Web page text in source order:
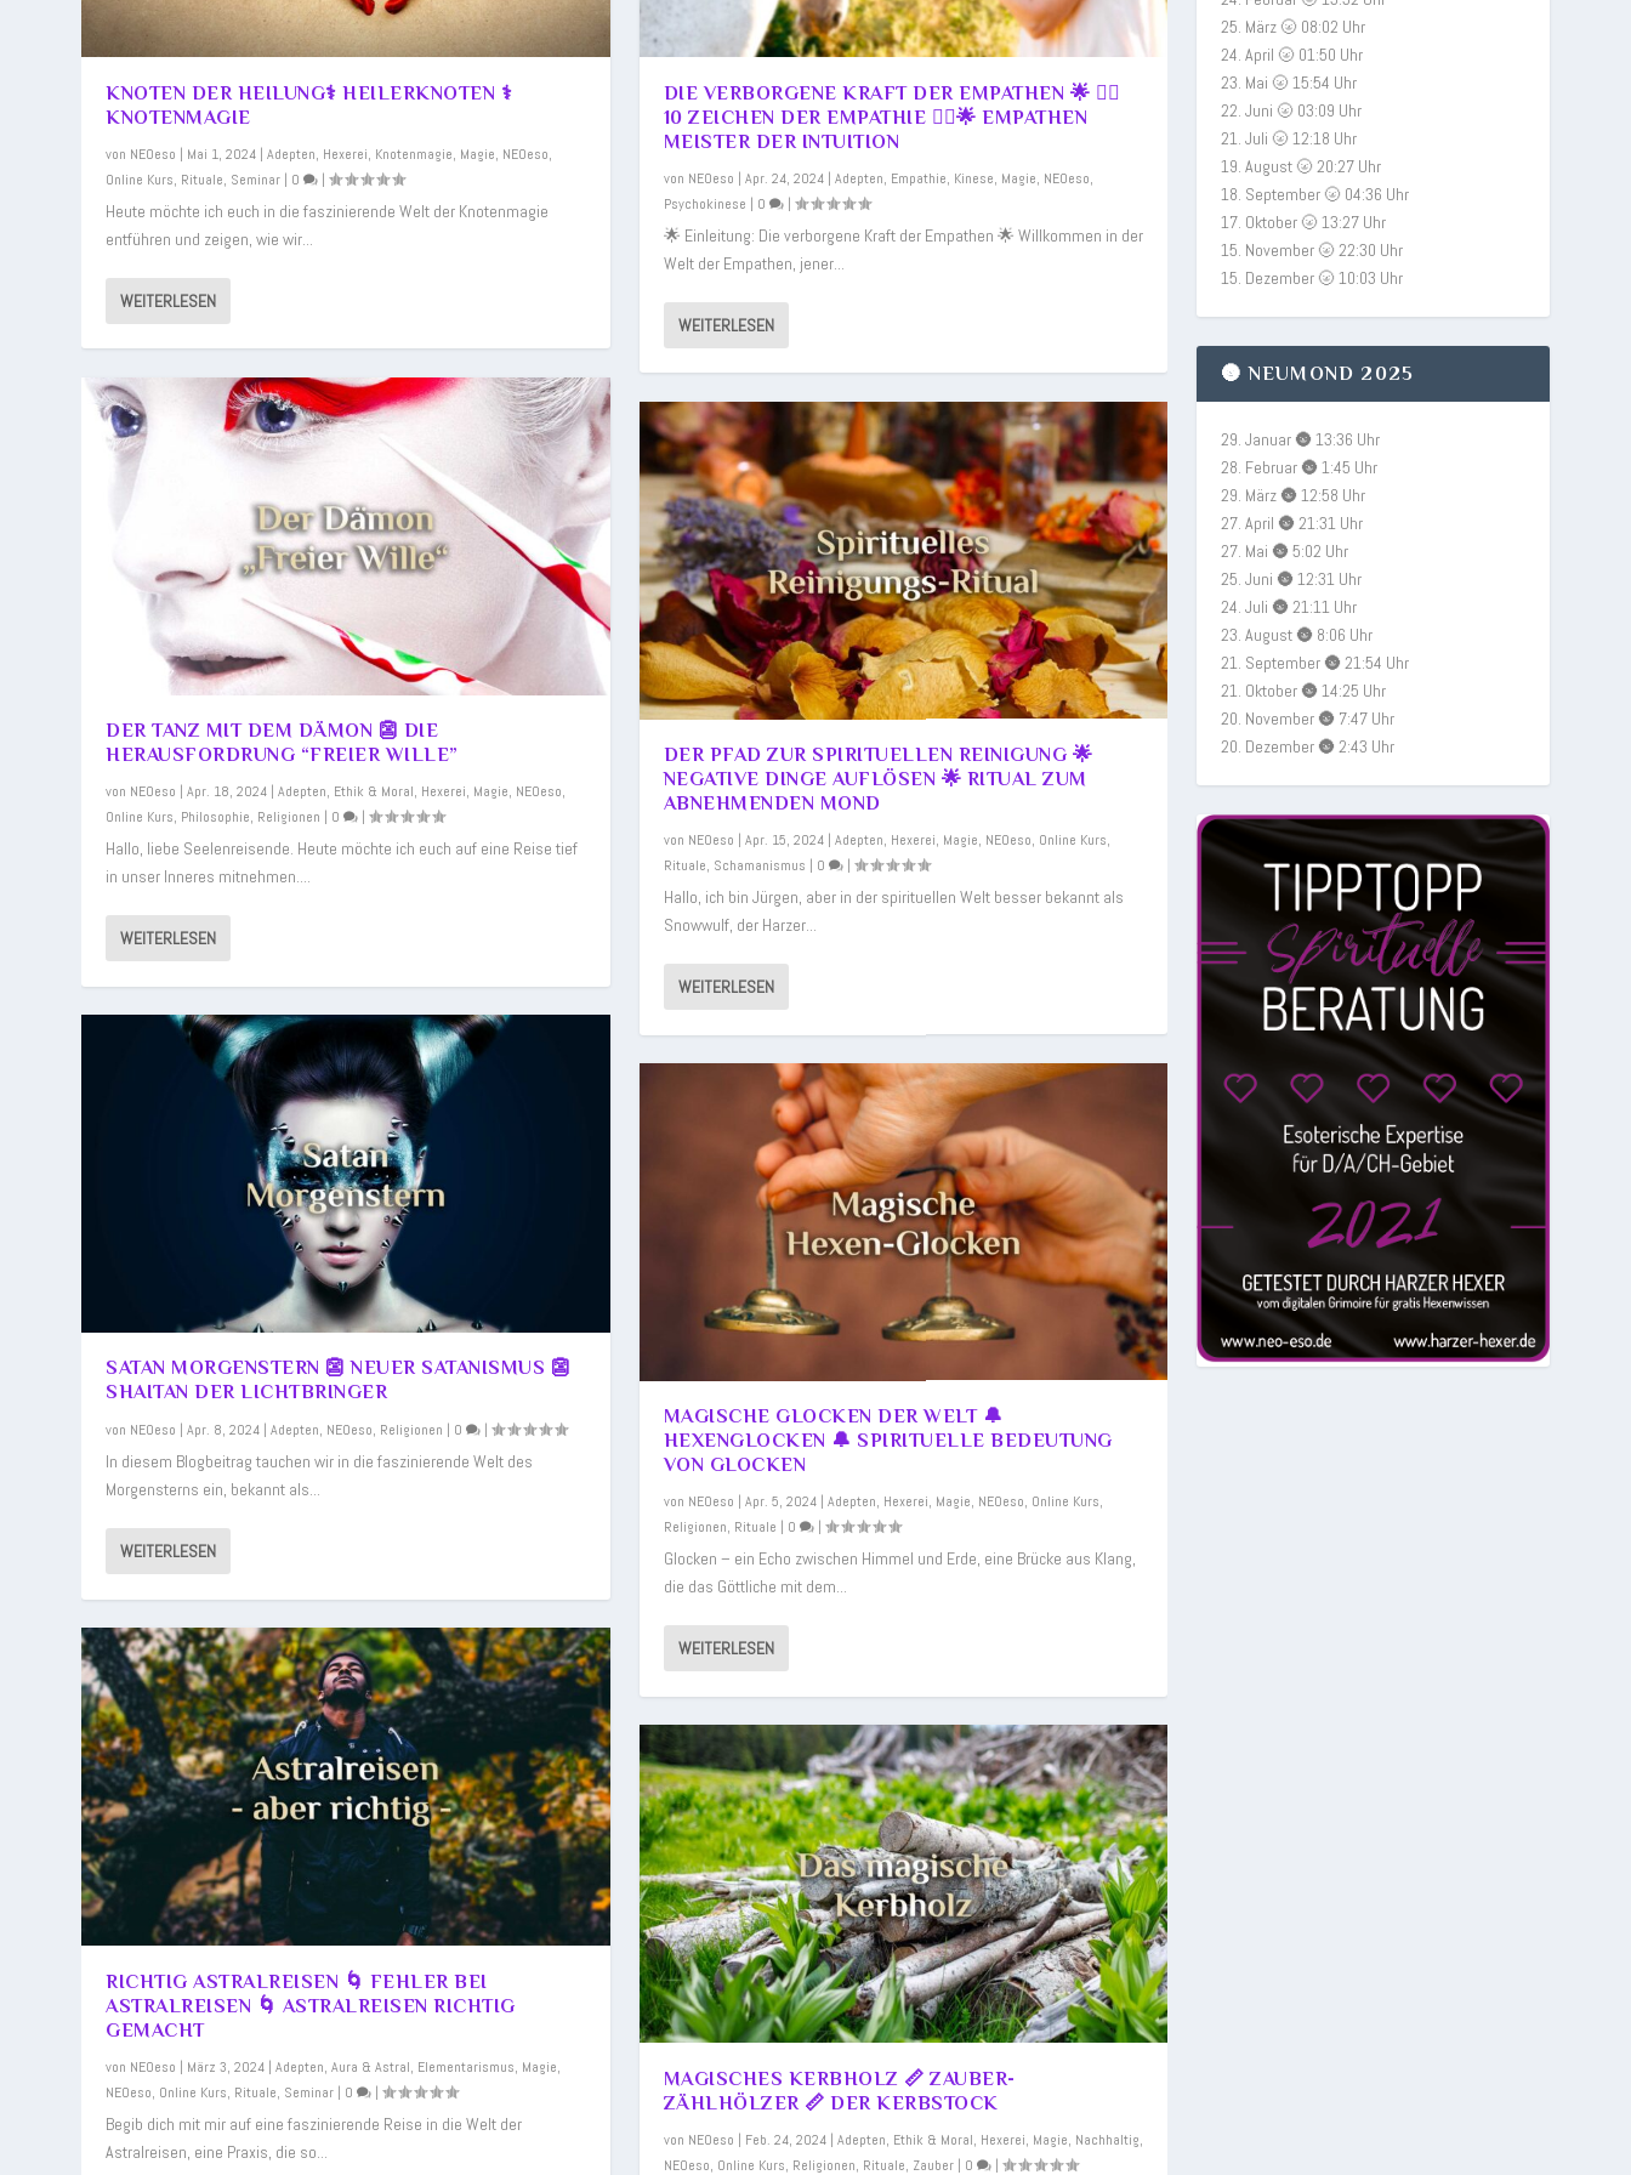
KNOTEN DER HEILUNG⚕️ HEILERKNOTEN ⚕️
KNOTENMAGIE
von NEOeso | Mai 1, 2024 |Adepten, Hexerei, Knotenmagie, Magie, NEOeso,
Online Kurs, Rituale, Seminar | 0 |
Heute möchte ich euch in die faszinierende Welt der Knotenmagie
entführen und zeigen, wie wir...
WEITERLESEN
DER TANZ MIT DEM DÄMON 👺 DIE
HERAUSFORDRUNG “FREIER WILLE”
von NEOeso |Apr. 18, 2024 |Adepten, Ethik & Moral, Hexerei, Magie, NEOeso,
Online Kurs, Philosophie, Religionen | 0 |
Hallo, liebe Seelenreisende. Heute möchte ich euch auf eine Reise tief
in unser Inneres mitnehmen....
WEITERLESEN
SATAN MORGENSTERN 👺 NEUER SATANISMUS 👺
SHAITAN DER LICHTBRINGER
von NEOeso |Apr. 8, 2024 |Adepten, NEOeso, Religionen | 0 |
In diesem Blogbeitrag tauchen wir in die faszinierende Welt des
Morgensterns ein, bekannt als...
WEITERLESEN
RICHTIG ASTRALREISEN 🌀 FEHLER BEI
ASTRALREISEN 🌀 ASTRALREISEN RICHTIG
GEMACHT
von NEOeso | März 3, 2024 |Adepten,Aura & Astral, Elementarismus, Magie,
NEOeso, Online Kurs, Rituale, Seminar | 0 |
Begib dich mit mir auf eine faszinierende Reise in die Welt der
Astralreisen, eine Praxis, die so...
DIE VERBORGENE KRAFT DER EMPATHEN 🌟 💆‍♀️
10 ZEICHEN DER EMPATHIE 💆‍♂️🌟 EMPATHEN
MEISTER DER INTUITION
von NEOeso | Apr. 24, 2024| Adepten, Empathie, Kinese, Magie, NEOeso,
Psychokinese | 0 |
🌟 Einleitung: Die verborgene Kraft der Empathen 🌟 Willkommen in der
Welt der Empathen, jener...
WEITERLESEN
DER PFAD ZUR SPIRITUELLEN REINIGUNG 🌟
NEGATIVE DINGE AUFLÖSEN 🌟 RITUAL ZUM
ABNEHMENDEN MOND
von NEOeso | Apr. 15, 2024| Adepten, Hexerei, Magie, NEOeso, Online Kurs,
Rituale, Schamanismus | 0 |
Hallo, ich bin Jürgen, aber in der spirituellen Welt besser bekannt als
Snowwulf, der Harzer...
WEITERLESEN
MAGISCHE GLOCKEN DER WELT 🔔
HEXENGLOCKEN 🔔 SPIRITUELLE BEDEUTUNG
VON GLOCKEN
von NEOeso | Apr. 5, 2024| Adepten, Hexerei, Magie, NEOeso, Online Kurs,
Religionen, Rituale | 0 |
Glocken – ein Echo zwischen Himmel und Erde, eine Brücke aus Klang,
die das Göttliche mit dem...
WEITERLESEN
MAGISCHES KERBHOLZ 📏 ZAUBER-
ZÄHLHÖLZER 📏 DER KERBSTOCK
von NEOeso | Feb. 24, 2024| Adepten, Ethik & Moral, Hexerei, Magie, Nachhaltig,
NEOeso, Online Kurs, Religionen, Rituale, Zauber| 0 |
25. März 🌝 08:02 Uhr
24. April 🌝 01:50 Uhr
23. Mai 🌝 15:54 Uhr
22. Juni 🌝 03:09 Uhr
21. Juli 🌝 12:18 Uhr
19. August 🌝 20:27 Uhr
18. September 🌝 04:36 Uhr
17. Oktober 🌝 13:27 Uhr
15. November 🌝 22:30 Uhr
15. Dezember 🌝 10:03 Uhr
🌚 NEUMOND 2025
29. Januar 🌚 13:36 Uhr
28. Februar 🌚 1:45 Uhr
29. März 🌚 12:58 Uhr
27. April 🌚 21:31 Uhr
27. Mai 🌚 5:02 Uhr
25. Juni 🌚 12:31 Uhr
24. Juli 🌚 21:11 Uhr
23. August 🌚 8:06 Uhr
21. September 🌚 21:54 Uhr
21. Oktober 🌚 14:25 Uhr
20. November 🌚 7:47 Uhr
20. Dezember 🌚 2:43 Uhr